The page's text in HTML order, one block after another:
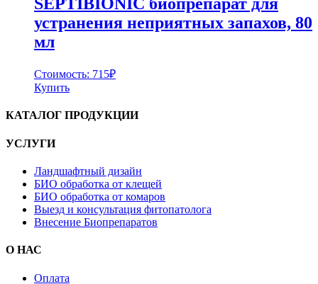
SEPTIBIONIC биопрепарат для
устранения неприятных запахов, 80
мл
Стоимость: 715₽
Купить
КАТАЛОГ ПРОДУКЦИИ
УСЛУГИ
Ландшафтный дизайн
БИО обработка от клещей
БИО обработка от комаров
Выезд и консультация фитопатолога
Внесение Биопрепаратов
О НАС
Оплата